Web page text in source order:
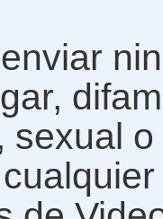
sexual